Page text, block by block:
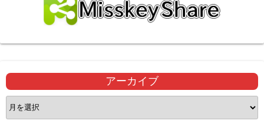
アーカイブ
ア
ー